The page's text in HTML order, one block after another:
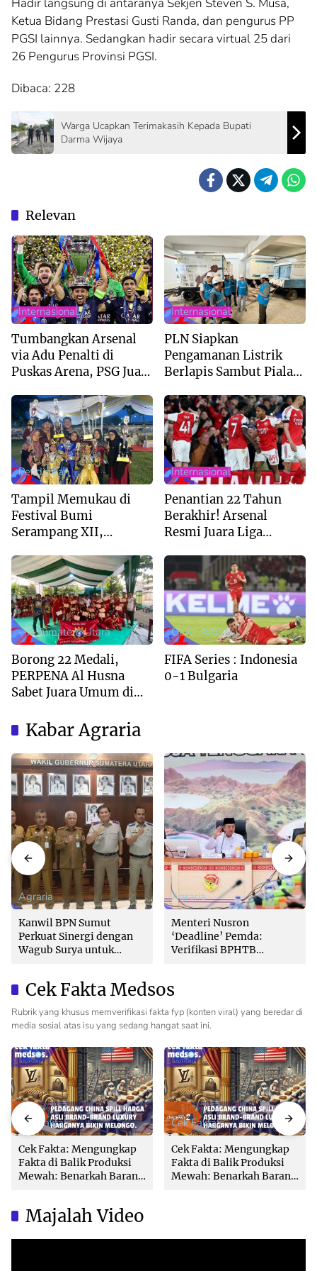
Ketua Bidang Prestasi Gusti Randa, dan pengurus PP
PGSI lainnya. Sedangkan hadir secara virtual 25 dari
26 Pengurus Provinsi PGSI.
Dibaca: 228
Warga Ucapkan Terimakasih Kepada Bupati
Darma Wijaya
Relevan
Internasional
Tumbangkan Arsenal
via Adu Penalti di
Puskas Arena, PSG Juara
Internasional
PLN Siapkan
Pengamanan Listrik
Berlapis Sambut Piala
Pendidikan
Tampil Memukau di
Festival Bumi
Serampang XII,
Husna Sabet Juara
Umum I
Internasional
Penantian 22 Tahun
Berakhir! Arsenal
Resmi Juara Liga
--> Sumatera Utara
Borong 22 Medali,
PERPENA Al Husna
Sabet Juara Umum di
Deli Serdang 2026
OLAHRAGA
FIFA Series : Indonesia
0-1 Bulgaria
Kabar Agraria
Agraria
Kanwil BPN Sumut
Perkuat Sinergi dengan
Wagub Surya untuk
Agraria
Menteri Nusron
‘Deadline’ Pemda:
Verifikasi BPHTB
Lambat!
Cek Fakta Medsos
Rubrik yang khusus memverifikasi fakta fyp (konten viral) yang beredar di
media sosial atas isu yang sedang hangat saat ini.
Cek Fakta
Cek Fakta: Mengungkap
Fakta di Balik Produksi
Mewah: Benarkah Barang
Cek Fakta
Cek Fakta: Mengungkap
Fakta di Balik Produksi
Mewah: Benarkah Barang
Majalah Video